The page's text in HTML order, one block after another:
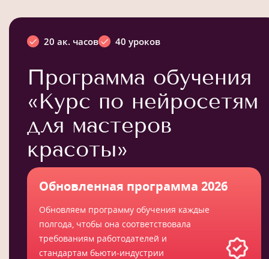
20 ак. часов 40 уроков
Программа обучения
«Курс по нейросетям
для мастеров
красоты»
Обновленная программа 2026
Обновляем программу обучения каждые
полгода, чтобы она соответствовала
требованиям работодателей и
стандартам бьюти-индустрии